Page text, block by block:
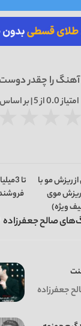
آهنگ را چقدر
امتیاز0.0از 5 | بر اساس
ریزش مو با
موی
ویژه)
تا
صالح جعفرزاده
جعفرزاده